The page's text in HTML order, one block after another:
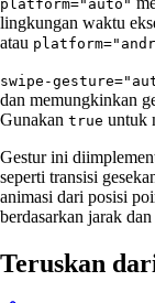
platform="auto"
lingkungan waktu
atau
swipe-
dan memungkinkan
Gunakan true untuk
Gestur ini
seperti transisi
animasi dari posisi
berdasarkan jarak
Teruskan